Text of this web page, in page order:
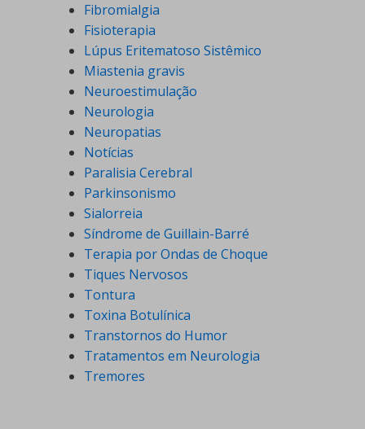
Fibromialgia
Fisioterapia
Lúpus Eritematoso Sistêmico
Miastenia gravis
Neuroestimulação
Neurologia
Neuropatias
Notícias
Paralisia Cerebral
Parkinsonismo
Sialorreia
Síndrome de Guillain-Barré
Terapia por Ondas de Choque
Tiques Nervosos
Tontura
Toxina Botulínica
Transtornos do Humor
Tratamentos em Neurologia
Tremores